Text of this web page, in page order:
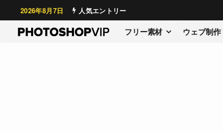
2026年8月7日 人気エントリー
フリー素材 ウェブ制作